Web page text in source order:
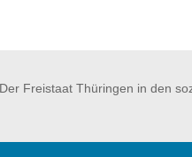
Der Freistaat Thüringen in den